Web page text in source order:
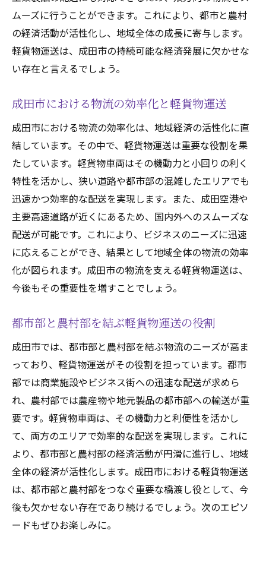
ムーズに行うことができます。これにより、都市と農村
の経済活動が活性化し、地域全体の成長に寄与します。
軽貨物運送は、成田市の持続可能な経済発展に欠かせな
い存在と言えるでしょう。
成田市における物流の効率化と軽貨物運送
成田市における物流の効率化は、地域経済の活性化に直
結しています。その中で、軽貨物運送は重要な役割を果
たしています。軽貨物車両はその機動力と小回りの利く
特性を活かし、狭い道路や都市部の混雑したエリアでも
迅速かつ効率的な配送を実現します。また、成田空港や
主要高速道路が近くにあるため、国内外へのスムーズな
配送が可能です。これにより、ビジネスのニーズに迅速
に応えることができ、結果として地域全体の物流の効率
化が図られます。成田市の物流を支える軽貨物運送は、
今後もその重要性を増すことでしょう。
都市部と農村部を結ぶ軽貨物運送の役割
成田市では、都市部と農村部を結ぶ物流のニーズが高ま
っており、軽貨物運送がその役割を担っています。都市
部では商業施設やビジネス街への迅速な配送が求めら
れ、農村部では農産物や地元製品の都市部への輸送が重
要です。軽貨物車両は、その機動力と利便性を活かし
て、両方のエリアで効率的な配送を実現します。これに
より、都市部と農村部の経済活動が円滑に進行し、地域
全体の経済が活性化します。成田市における軽貨物運送
は、都市部と農村部をつなぐ重要な橋渡し役として、今
後も欠かせない存在であり続けるでしょう。次のエピソ
ードもぜひお楽しみに。